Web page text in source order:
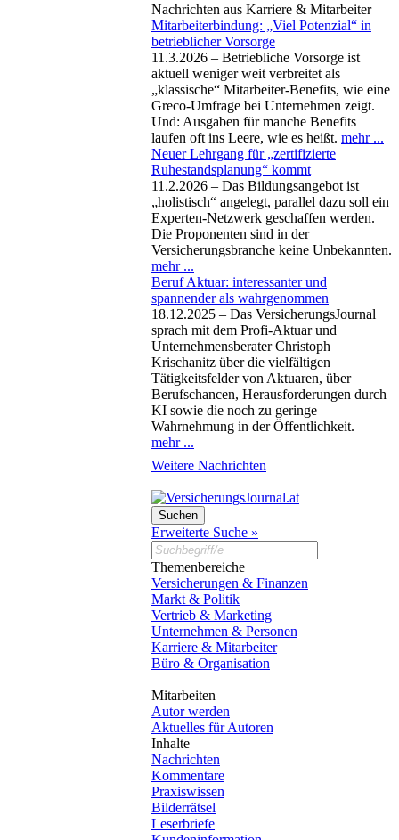
Nachrichten aus Karriere & Mitarbeiter
Mitarbeiterbindung: „Viel Potenzial“ in
betrieblicher Vorsorge
11.3.2026 – Betriebliche Vorsorge ist
aktuell weniger weit verbreitet als
„klassische“ Mitarbeiter-Benefits, wie eine
Greco-Umfrage bei Unternehmen zeigt.
Und: Ausgaben für manche Benefits
laufen oft ins Leere, wie es heißt. mehr ...
Neuer Lehrgang für „zertifizierte
Ruhestandsplanung“ kommt
11.2.2026 – Das Bildungsangebot ist
„holistisch“ angelegt, parallel dazu soll ein
Experten-Netzwerk geschaffen werden.
Die Proponenten sind in der
Versicherungsbranche keine Unbekannten.
mehr ...
Beruf Aktuar: interessanter und
spannender als wahrgenommen
18.12.2025 – Das VersicherungsJournal
sprach mit dem Profi-Aktuar und
Unternehmensberater Christoph
Krischanitz über die vielfältigen
Tätigkeitsfelder von Aktuaren, über
Berufschancen, Herausforderungen durch
KI sowie die noch zu geringe
Wahrnehmung in der Öffentlichkeit.
mehr ...
Weitere Nachrichten
Erweiterte Suche »
Themenbereiche
Versicherungen & Finanzen
Markt & Politik
Vertrieb & Marketing
Unternehmen & Personen
Karriere & Mitarbeiter
Büro & Organisation
Mitarbeiten
Autor werden
Aktuelles für Autoren
Inhalte
Nachrichten
Kommentare
Praxiswissen
Bilderrätsel
Leserbriefe